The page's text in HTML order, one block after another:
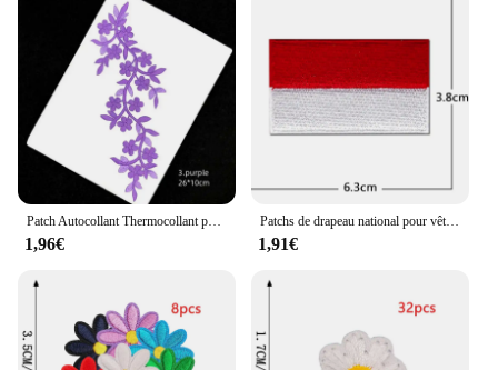
Patch Autocollant Thermocollant pour Vêtements, Applique Florale, Fleur de Prunier, Broderie, Fer sur Patchs pour Vêtements, Robe, 26x10cm
1,96€
Patchs de drapeau national pour vêtements, patchs d'aviation par ordinateur, autocollant de vêtements à coudre, applique à repasser, tueur, Irlande du Nord, Norvège, Pologne, Moldavie
1,91€